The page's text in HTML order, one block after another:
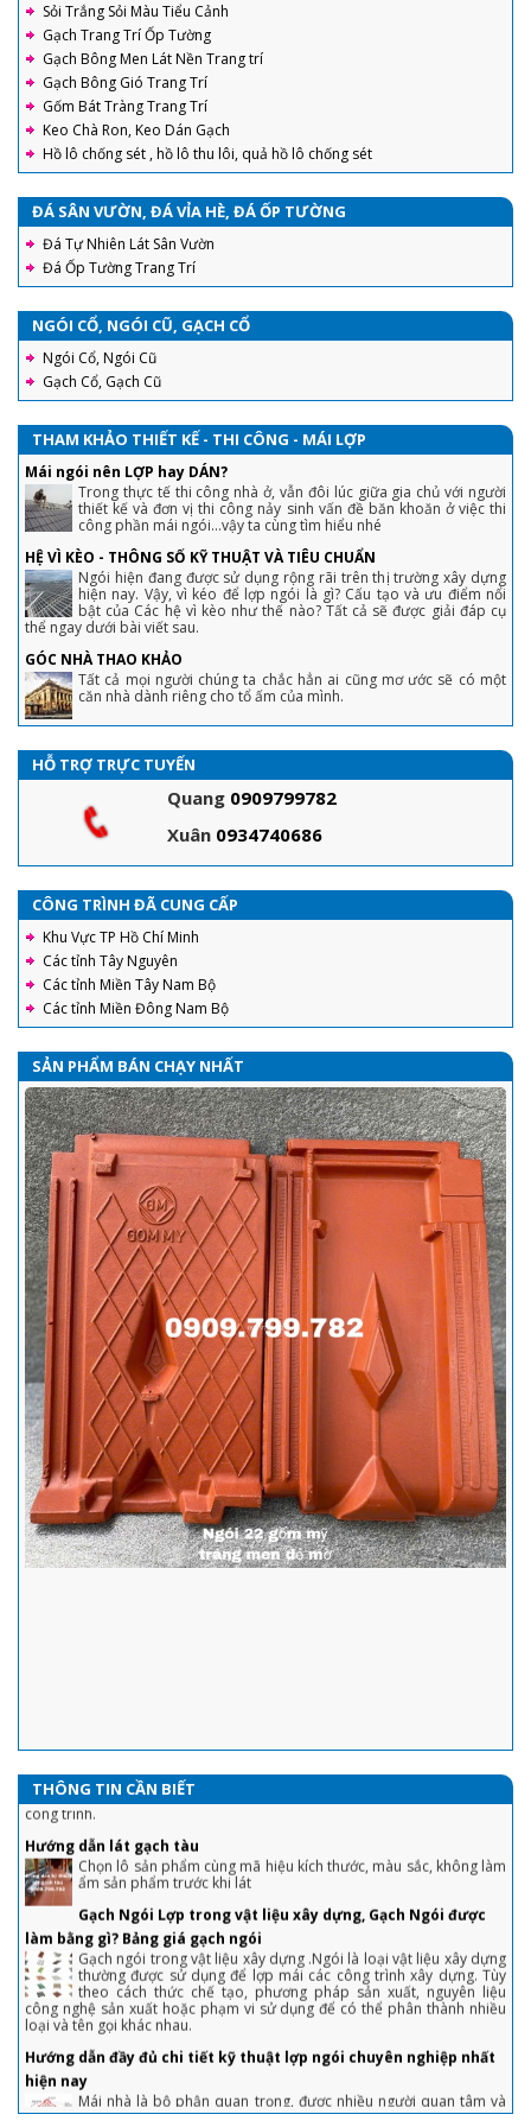
Sỏi Trắng Sỏi Màu Tiểu Cảnh
Gạch Trang Trí Ốp Tường
Gạch Bông Men Lát Nền Trang trí
Gạch Bông Gió Trang Trí
Gốm Bát Tràng Trang Trí
Keo Chà Ron, Keo Dán Gạch
Hồ lô chống sét , hồ lô thu lôi, quả hồ lô chống sét
ĐÁ SÂN VƯỜN, ĐÁ VỈA HÈ, ĐÁ ỐP TƯỜNG
Đá Tự Nhiên Lát Sân Vườn
Đá Ốp Tường Trang Trí
NGÓI CỔ, NGÓI CŨ, GẠCH CỔ
Ngói Cổ, Ngói Cũ
Gạch Cổ, Gạch Cũ
THAM KHẢO THIẾT KẾ - THI CÔNG - MÁI LỢP
Mái ngói nên LỢP hay DÁN?
Trong thực tế thi công nhà ở, vẫn đôi lúc giữa gia chủ với người
thiết kế và đơn vị thi công nảy sinh vấn đề băn khoăn ở việc thi
công phần mái ngói...vậy ta cùng tìm hiểu nhé
HỆ VÌ KÈO - THÔNG SỐ KỸ THUẬT VÀ TIÊU CHUẨN
Ngói hiện đang được sử dụng rộng rãi trên thị trường xây dựng
hiện nay. Vậy, vì kéo để lợp ngói là gì? Cấu tạo và ưu điểm nổi
bật của Các hệ vì kèo như thế nào? Tất cả sẽ được giải đáp cụ
thể ngay dưới bài viết sau.
GÓC NHÀ THAO KHẢO
Tất cả mọi người chúng ta chắc hẳn ai cũng mơ ước sẽ có một
căn nhà dành riêng cho tổ ấm của mình.
HỖ TRỢ TRỰC TUYẾN
Quang 0909799782
Xuân 0934740686
CÔNG TRÌNH ĐÃ CUNG CẤP
Khu Vực TP Hồ Chí Minh
Các tỉnh Tây Nguyên
Các tỉnh Miền Tây Nam Bộ
Các tỉnh Miền Đông Nam Bộ
SẢN PHẨM BÁN CHẠY NHẤT
THÔNG TIN CẦN BIẾT
Ngói tráng men Prime - Đặc điểm, các mẫu ngói thông dụng và
công trình.
Hướng dẫn lát gạch tàu
ẩm sản phẩm trước khi lát
Gạch Ngói Lợp trong vật liệu xây dựng, Gạch Ngói được
làm bằng gì? Bảng giá gạch ngói
Gạch ngói trong vật liệu xây dựng .Ngói là loại vật liệu xây dựng
thường được sử dụng để lợp mái các công trình xây dựng. Tùy
theo cách thức chế tạo, phương pháp sản xuất, nguyên liệu
công nghệ sản xuất hoặc phạm vi sử dụng để có thể phân thành nhiều
loại và tên gọi khác nhau.
Hướng dẫn đầy đủ chi tiết kỹ thuật lợp ngói chuyên nghiệp nhất
Mái nhà là bộ phận quan trọng, được nhiều người quan tâm và
lưu ý khi thiết kế, thi công nhà ở. Để phát huy hết tính năng của
mái nhà, bạn cần biết cách lợp ngói đúng kỹ thuật
1. Chiêu tránh sập bẫy khi mua nhà lần đầu tiết kiệm cả đống tiền
3. Chiêu bán nhà không cần qua môi giới, khách tranh hỏi được giá 'chốt'
nhanh
4. Sai lầm để đời khiến người vay tiền ngân hàng mua nhà phải “gánh nợ”
5. “Bỏng tay” với giá bán căn hộ ở TP. Hồ Chí Minh
6. Bất động sản tăng ưu đãi để thoát hàng "ế"
7. Doanh nghiệp bất động sản huy động vốn lãi suất ‘không tưởng’, Bộ
Xây dựng nói gì?
8. Dự án đủ pháp lý ra thị trường BĐS chỉ “đếm trên đầu ngón tay”